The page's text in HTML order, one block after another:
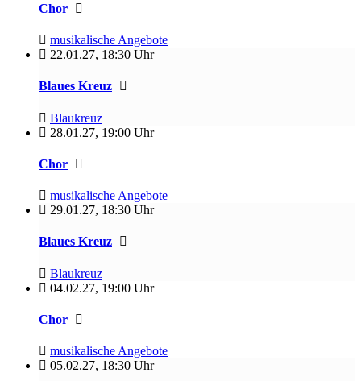
Chor
musikalische Angebote
22.01.27, 18:30 Uhr
Blaues Kreuz
Blaukreuz
28.01.27, 19:00 Uhr
Chor
musikalische Angebote
29.01.27, 18:30 Uhr
Blaues Kreuz
Blaukreuz
04.02.27, 19:00 Uhr
Chor
musikalische Angebote
05.02.27, 18:30 Uhr